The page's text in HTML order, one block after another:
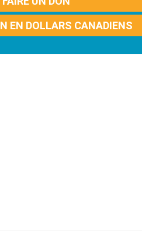
EN DOLLARS CANADIENS